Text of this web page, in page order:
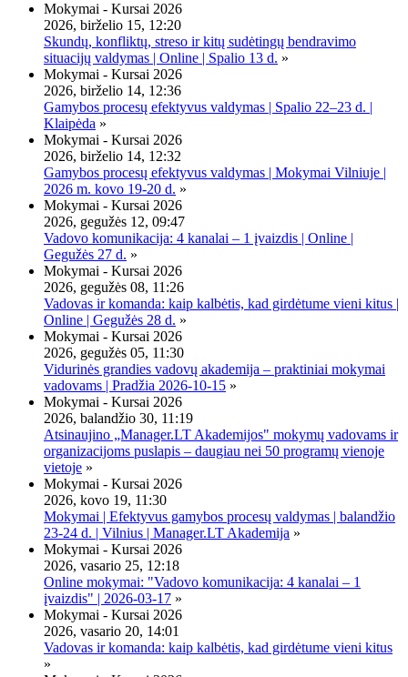
Mokymai - Kursai 2026
2026, birželio 15, 12:20
Skundų, konfliktų, streso ir kitų sudėtingų bendravimo
situacijų valdymas | Online | Spalio 13 d. »
Mokymai - Kursai 2026
2026, birželio 14, 12:36
Gamybos procesų efektyvus valdymas | Spalio 22–23 d. |
Klaipėda »
Mokymai - Kursai 2026
2026, birželio 14, 12:32
Gamybos procesų efektyvus valdymas | Mokymai Vilniuje |
2026 m. kovo 19-20 d. »
Mokymai - Kursai 2026
2026, gegužės 12, 09:47
Vadovo komunikacija: 4 kanalai – 1 įvaizdis | Online |
Gegužės 27 d. »
Mokymai - Kursai 2026
2026, gegužės 08, 11:26
Vadovas ir komanda: kaip kalbėtis, kad girdėtume vieni kitus |
Online | Gegužės 28 d. »
Mokymai - Kursai 2026
2026, gegužės 05, 11:30
Vidurinės grandies vadovų akademija – praktiniai mokymai
vadovams | Pradžia 2026-10-15 »
Mokymai - Kursai 2026
2026, balandžio 30, 11:19
Atsinaujino „Manager.LT Akademijos" mokymų vadovams ir
organizacijoms puslapis – daugiau nei 50 programų vienoje
vietoje »
Mokymai - Kursai 2026
2026, kovo 19, 11:30
Mokymai | Efektyvus gamybos procesų valdymas | balandžio
23-24 d. | Vilnius | Manager.LT Akademija »
Mokymai - Kursai 2026
2026, vasario 25, 12:18
Online mokymai: "Vadovo komunikacija: 4 kanalai – 1
įvaizdis" | 2026-03-17 »
Mokymai - Kursai 2026
2026, vasario 20, 14:01
Vadovas ir komanda: kaip kalbėtis, kad girdėtume vieni kitus
»